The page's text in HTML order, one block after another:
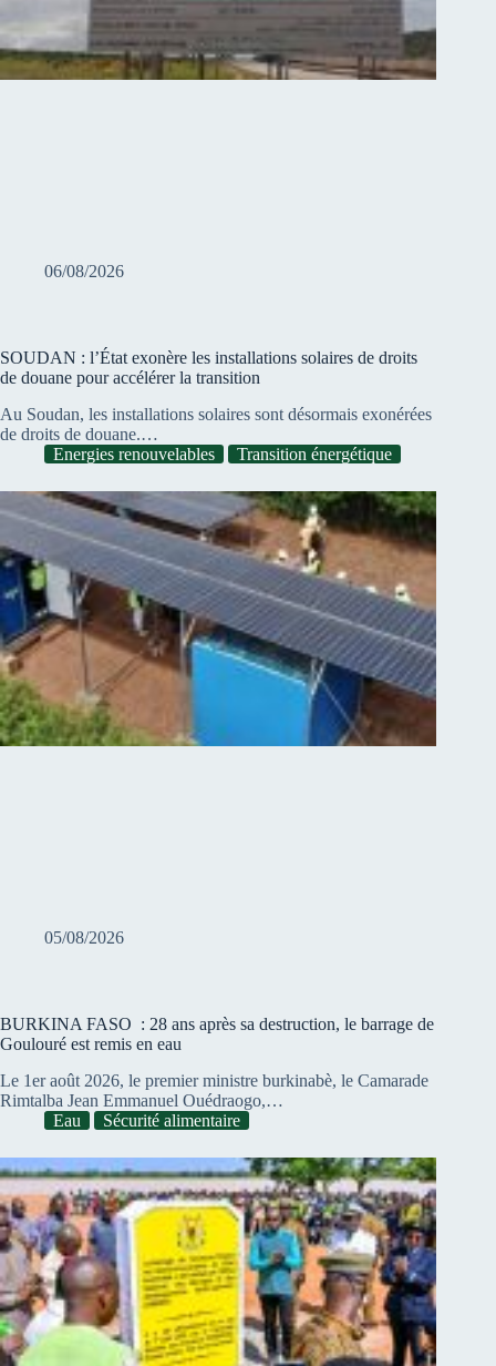
06/08/2026
SOUDAN : l’État exonère les installations solaires de droits
de douane pour accélérer la transition
Au Soudan, les installations solaires sont désormais exonérées
de droits de douane.…
Energies renouvelables
Transition énergétique
05/08/2026
BURKINA FASO : 28 ans après sa destruction, le barrage de
Goulouré est remis en eau
Le 1er août 2026, le premier ministre burkinabè, le Camarade
Rimtalba Jean Emmanuel Ouédraogo,…
Eau
Sécurité alimentaire